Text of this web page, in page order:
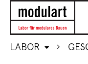
LABOR